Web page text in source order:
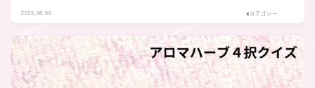
2026.08.06 ■カテゴリー